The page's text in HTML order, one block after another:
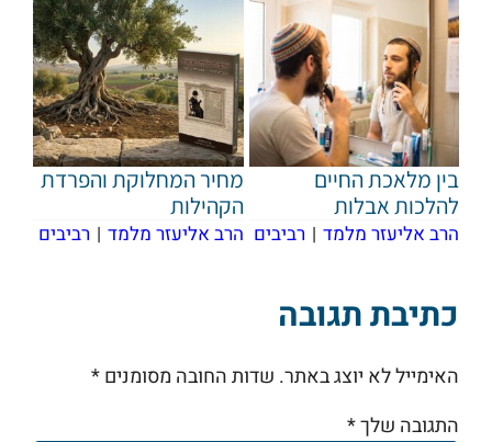
בין מלאכת החיים
להלכות אבלות
הרב אליעזר מלמד | רביבים
מחיר המחלוקת והפרדת
הקהילות
הרב אליעזר מלמד | רביבים
כתיבת תגובה
האימייל לא יוצג באתר. שדות החובה מסומנים*
התגובה שלך*